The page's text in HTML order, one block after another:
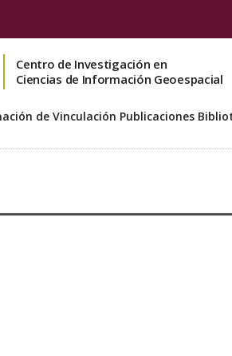
Centro de Investigación en
Ciencias de Información Geoespacial
de Vinculación Publicaciones